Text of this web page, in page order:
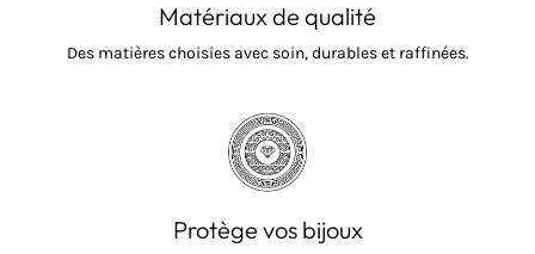
Matériaux de qualité
Des matières choisies avec soin, durables et raffinées.
Protège vos bijoux